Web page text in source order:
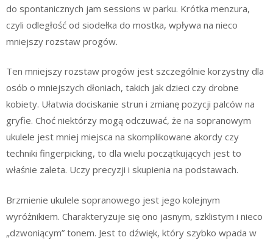
do spontanicznych jam sessions w parku. Krótka menzura,
czyli odległość od siodełka do mostka, wpływa na nieco
mniejszy rozstaw progów.
Ten mniejszy rozstaw progów jest szczególnie korzystny dla
osób o mniejszych dłoniach, takich jak dzieci czy drobne
kobiety. Ułatwia dociskanie strun i zmianę pozycji palców na
gryfie. Choć niektórzy mogą odczuwać, że na sopranowym
ukulele jest mniej miejsca na skomplikowane akordy czy
techniki fingerpicking, to dla wielu początkujących jest to
właśnie zaleta. Uczy precyzji i skupienia na podstawach.
Brzmienie ukulele sopranowego jest jego kolejnym
wyróżnikiem. Charakteryzuje się ono jasnym, szklistym i nieco
„dzwoniącym” tonem. Jest to dźwięk, który szybko wpada w